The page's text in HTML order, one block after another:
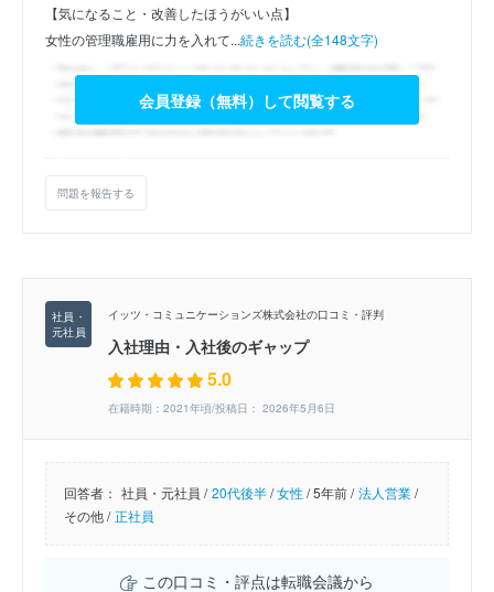
【気になること・改善したほうがいい点】
女性の管理職雇用に力を入れて...続きを読む(全148文字)
会員登録（無料）して閲覧する
問題を報告する
イッツ・コミュニケーションズ株式会社の口コミ・評判
入社理由・入社後のギャップ
5.0
在籍時期：2021年頃/投稿日： 2026年5月6日
回答者： 社員・元社員 / 20代後半/女性/5年前 / 法人営業/
その他 / 正社員
この口コミ・評点は転職会議から